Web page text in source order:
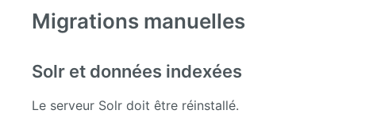
Migrations manuelles
Solr et données indexées
Le serveur Solr doit être réinstallé.